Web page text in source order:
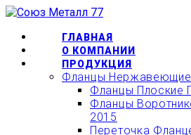
Перейти
содержимомуГЛАВНАЯ
О КОМПАНИИ
ПРОДУКЦИЯ
Фланцы Нержавеющие
Фланцы Плоские
Фланцы
2015
Переточка
ОФОРМИТЬ БЫСТРЫЙ
ЗАКАЗ ИЛИ ЗАКАЗАТЬ
ТОВАР ОНЛАЙН